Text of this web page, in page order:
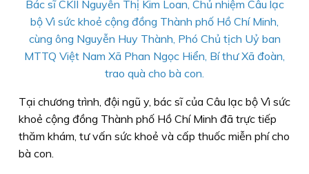
Bác sĩ CKII Nguyễn Thị Kim Loan, Chủ nhiệm Câu lạc
bộ Vì sức khoẻ cộng đồng Thành phố Hồ Chí Minh,
cùng ông Nguyễn Huy Thành, Phó Chủ tịch Uỷ ban
MTTQ Việt Nam Xã Phan Ngọc Hiển, Bí thư Xã đoàn,
trao quà cho bà con.
Tại chương trình, đội ngũ y, bác sĩ của Câu lạc bộ Vì sức
khoẻ cộng đồng Thành phố Hồ Chí Minh đã trực tiếp
thăm khám, tư vấn sức khoẻ và cấp thuốc miễn phí cho
bà con.